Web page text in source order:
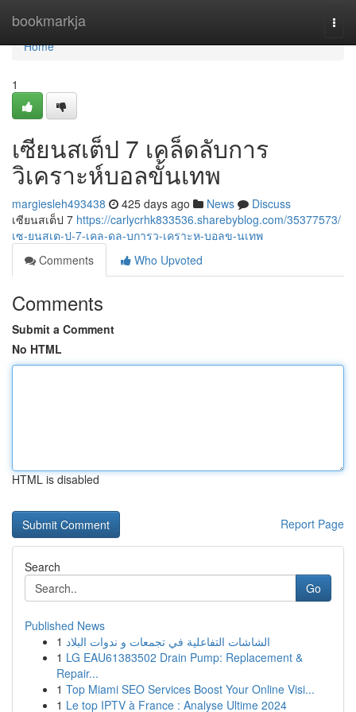
bookmarkja
Home
Home
1
เซียนสเต็ป 7 เคล็ดลับการ
วิเคราะห์บอลขั้นเทพ
margiesleh493438 425 days ago News
Discuss
เซียนสเต็ป 7 https://carlycrhk833536.sharebyblog.com/35377573/
เซ-ยนสเต-ป-7-เคล-ดล-บการว-เคราะห-บอลข-นเทพ
Comments
Who Upvoted
Comments
Submit a Comment
No HTML
HTML is disabled
Report Page
Search
Go
Published News
1 الشاشات التفاعلية في تجمعات و ندوات البلاد
1 LG EAU61383502 Drain Pump: Replacement &
Repair...
1 Top Miami SEO Services Boost Your Online Visi...
1 Le top IPTV à France : Analyse Ultime 2024